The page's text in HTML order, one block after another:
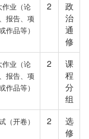
作业（论
报告、项
作品等）
2
政
治
通
修
作业（论
报告、项
作品等）
2
课
程
分
组
（开卷） 2
选
修